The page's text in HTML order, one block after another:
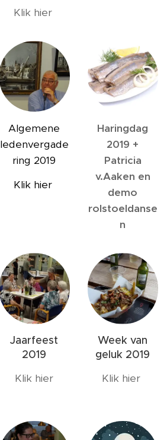
Klik hier
Algemene
ledenvergade
ring 2019
Klik hier
Haringdag
2019 +
Patricia
v.Aaken en
demo
rolstoeldanse
n
Jaarfeest
2019
Klik hier
Week van
geluk 2019
Klik hier